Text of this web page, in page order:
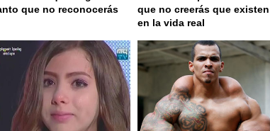
que no reconocerás
que no creerás que existen
en la vida real